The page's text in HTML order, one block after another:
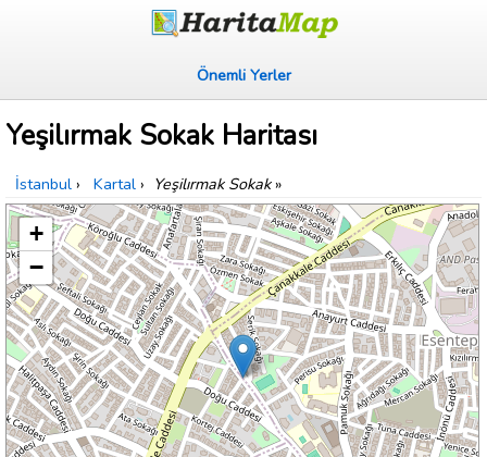
Önemli Yerler
Yeşilırmak Sokak Haritası
İstanbul › Kartal › Yeşilırmak Sokak»
+
−